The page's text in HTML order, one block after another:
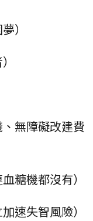
）
無障礙改建費
糖機都沒有）
速失智風險）